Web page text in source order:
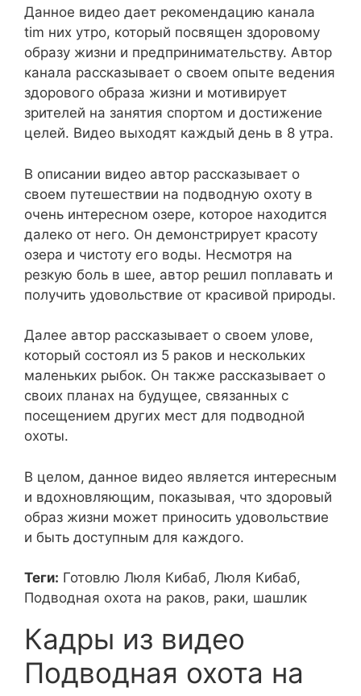
Данное видео дает рекомендацию канала
tim них утро, который посвящен здоровому
образу жизни и предпринимательству. Автор
канала рассказывает о своем опыте ведения
здорового образа жизни и мотивирует
зрителей на занятия спортом и достижение
целей. Видео выходят каждый день в 8 утра.
В описании видео автор рассказывает о
своем путешествии на подводную охоту в
очень интересном озере, которое находится
далеко от него. Он демонстрирует красоту
озера и чистоту его воды. Несмотря на
резкую боль в шее, автор решил поплавать и
получить удовольствие от красивой природы.
Далее автор рассказывает о своем улове,
который состоял из 5 раков и нескольких
маленьких рыбок. Он также рассказывает о
своих планах на будущее, связанных с
посещением других мест для подводной
охоты.
В целом, данное видео является интересным
и вдохновляющим, показывая, что здоровый
образ жизни может приносить удовольствие
и быть доступным для каждого.
Теги: Готовлю Люля Кибаб, Люля Кибаб,
Подводная охота на раков, раки, шашлик
Кадры из видео
Подводная охота на